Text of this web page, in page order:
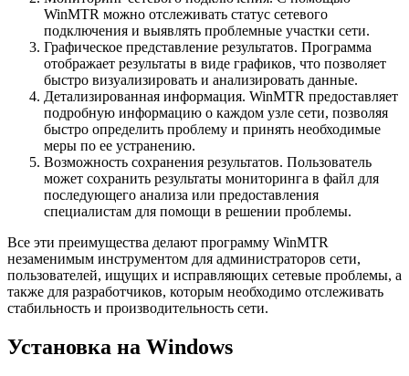
WinMTR можно отслеживать статус сетевого
подключения и выявлять проблемные участки сети.
Графическое представление результатов. Программа
отображает результаты в виде графиков, что позволяет
быстро визуализировать и анализировать данные.
Детализированная информация. WinMTR предоставляет
подробную информацию о каждом узле сети, позволяя
быстро определить проблему и принять необходимые
меры по ее устранению.
Возможность сохранения результатов. Пользователь
может сохранить результаты мониторинга в файл для
последующего анализа или предоставления
специалистам для помощи в решении проблемы.
Все эти преимущества делают программу WinMTR
незаменимым инструментом для администраторов сети,
пользователей, ищущих и исправляющих сетевые проблемы, а
также для разработчиков, которым необходимо отслеживать
стабильность и производительность сети.
Установка на Windows